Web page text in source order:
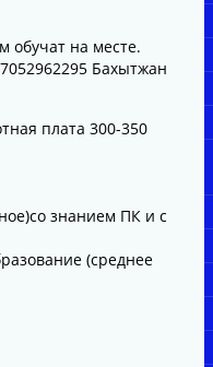
обучат на месте.
Бахытжан
плата 300-350
знанием ПК и с
(среднее